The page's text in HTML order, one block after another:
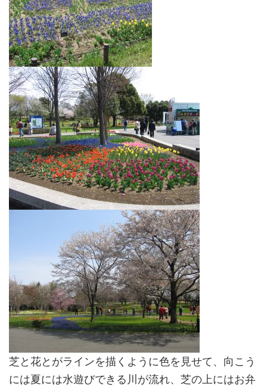
芝と花とがラインを描くように色を見せて、向こう
には夏には水遊びできる川が流れ、芝の上にはお弁